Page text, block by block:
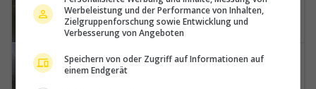
Heidsee
Sankt Moritz
Lake-Champfèr-Piz-Corvatsch
Werbeleistung und der Performance von Inhalten,
Zielgruppenforschung sowie Entwicklung und
Verbesserung von Angeboten
Speichern von oder Zugriff auf Informationen auf
einem Endgerät